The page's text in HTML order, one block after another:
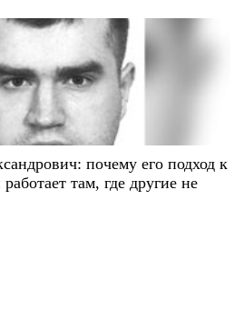
почему его подход к
там, где другие не